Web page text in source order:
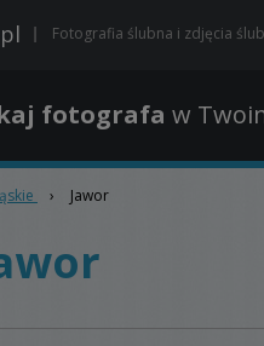
Fotografia ślubna i zdjęcia
fotografa w
› Jawor